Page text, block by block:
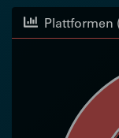
Plattformen